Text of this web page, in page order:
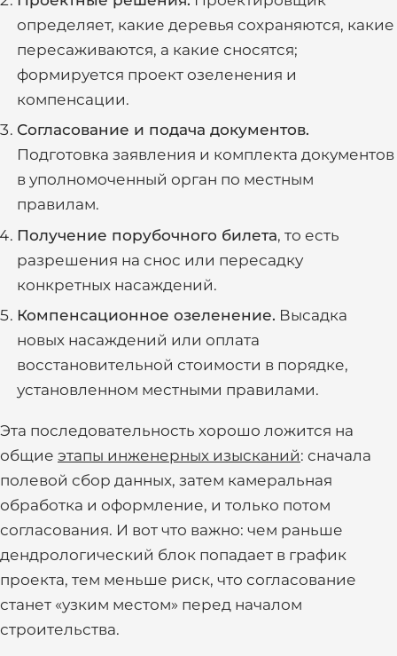
определяет, какие деревья сохраняются, какие
пересаживаются, а какие сносятся;
формируется проект озеленения и
компенсации.
Согласование и подача документов.
Подготовка заявления и комплекта документов
в уполномоченный орган по местным
правилам.
Получение порубочного билета, то есть
разрешения на снос или пересадку
конкретных насаждений.
Компенсационное озеленение. Высадка
новых насаждений или оплата
восстановительной стоимости в порядке,
установленном местными правилами.
Эта последовательность хорошо ложится на
общие этапы инженерных изысканий: сначала
полевой сбор данных, затем камеральная
обработка и оформление, и только потом
согласования. И вот что важно: чем раньше
дендрологический блок попадает в график
проекта, тем меньше риск, что согласование
станет «узким местом» перед началом
строительства.